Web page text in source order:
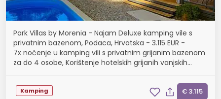
Park Villas by Morenia - Najam Deluxe kamping vile s
privatnim bazenom, Podaca, Hrvatska - 3.115 EUR -
7x noćenje u kamping vili s privatnim grijanim bazenom
za do 4 osobe, Korištenje hotelskih grijanih vanjskih
Kamping € 3.115